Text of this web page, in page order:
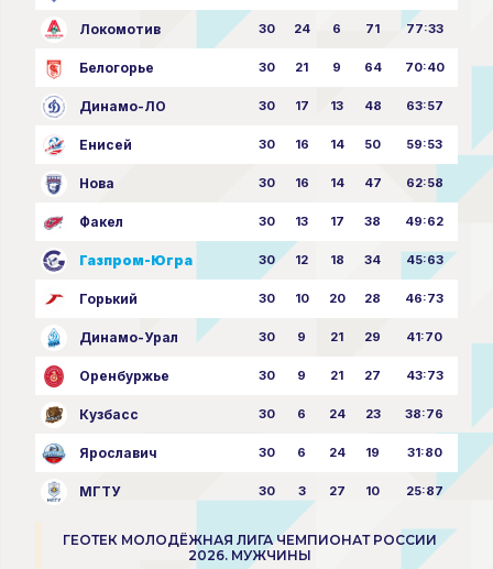
Локомотив 30 24 6 71 77:33
Белогорье 30 21 9 64 70:40
Динамо-ЛО 30 17 13 48 63:57
Енисей 30 16 14 50 59:53
Нова 30 16 14 47 62:58
Факел 30 13 17 38 49:62
Газпром-Югра 30 12 18 34 45:63
Горький 30 10 20 28 46:73
Динамо-Урал 30 9 21 29 41:70
Оренбуржье 30 9 21 27 43:73
Кузбасс 30 6 24 23 38:76
Ярославич 30 6 24 19 31:80
МГТУ 30 3 27 10 25:87
ГЕОТЕК МОЛОДЁЖНАЯ ЛИГА ЧЕМПИОНАТ РОССИИ
2026. МУЖЧИНЫ